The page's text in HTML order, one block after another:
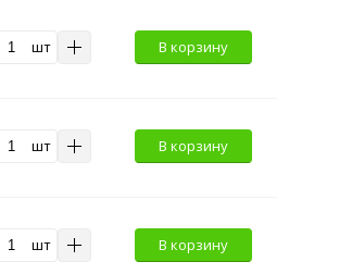
шт В корзину
шт В корзину
шт В корзину